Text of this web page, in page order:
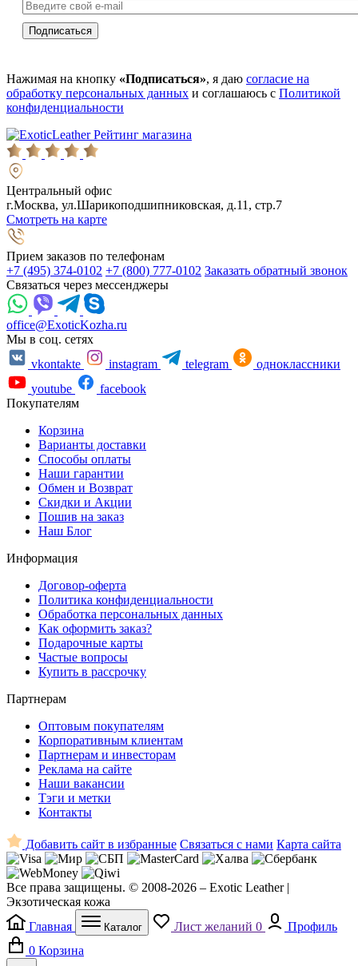
Нажимая на кнопку «Подписаться», я даю согласие на
обработку персональных данных и соглашаюсь с Политикой
конфиденциальности
Рейтинг магазина
Центральный офис
г.Москва, ул.Шарикоподшипниковская, д.11, стр.7
Смотреть на карте
Прием заказов по телефонам
+7 (495) 374-0102 +7 (800) 777-0102 Заказать обратный звонок
Связаться через мессенджеры
office@ExoticKozha.ru
Мы в соц. сетях
vkontakte
instagram telegram
одноклассники
youtube
facebook
Покупателям
Корзина
Варианты доставки
Способы оплаты
Наши гарантии
Обмен и Возврат
Скидки и Акции
Пошив на заказ
Наш Блог
Информация
Договор-оферта
Политика конфиденциальности
Обработка персональных данных
Как оформить заказ?
Подарочные карты
Частые вопросы
Купить в рассрочку
Партнерам
Оптовым покупателям
Корпоративным клиентам
Партнерам и инвесторам
Реклама на сайте
Наши вакансии
Тэги и метки
Контакты
Добавить сайт в избранные Связаться с нами Карта сайта
Все права защищены. © 2008-2026 – Exotic Leather |
Экзотическая кожа
Главная
Каталог Лист желаний 0
Профиль
0 Корзина